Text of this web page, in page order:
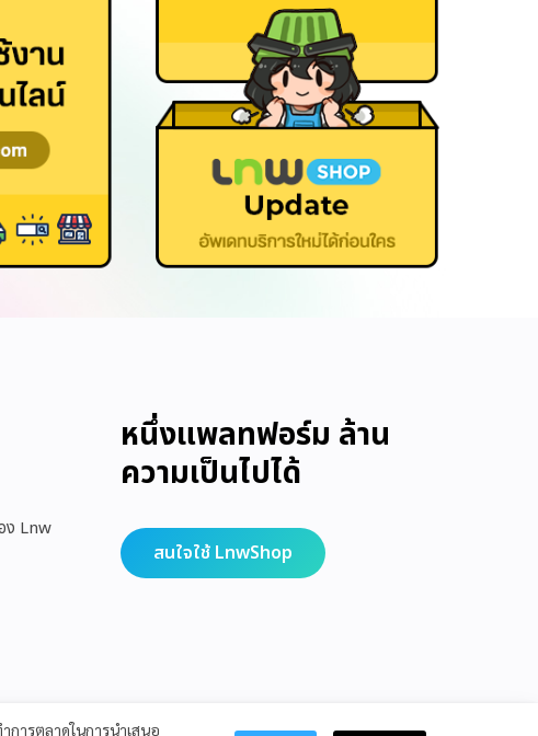
ง Lnw
หนึ่งแพลทฟอร์ม ล้าน
ความเป็นไปได้
สนใจใช้ LnwShop
ารตลาดในการนำเสนอ